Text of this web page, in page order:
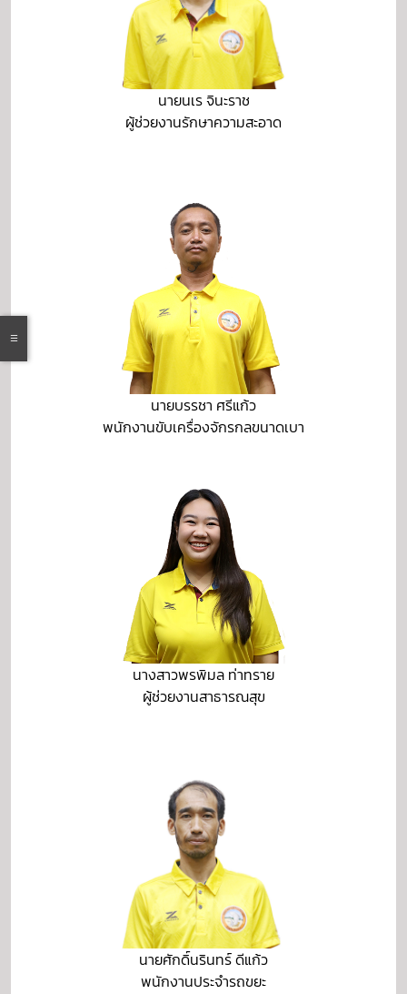
นายนเร จินะราช
ผู้ช่วยงานรักษาความสะอาด
นายบรรชา ศรีแก้ว
พนักงานขับเครื่องจักรกลขนาดเบา
นางสาวพรพิมล ท่าทราย
ผู้ช่วยงานสาธารณสุข
นายศักดิ์นรินทร์ ดีแก้ว
พนักงานประจำรถขยะ